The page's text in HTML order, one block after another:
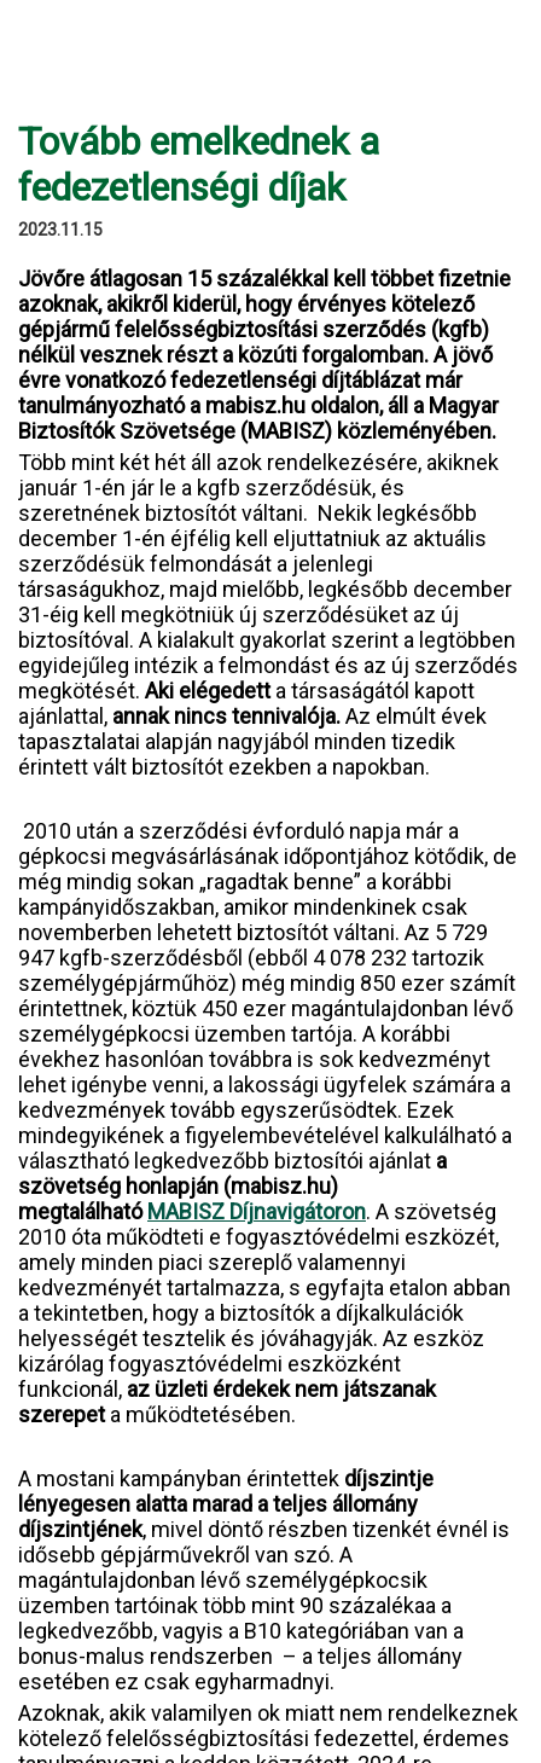
Tovább emelkednek a
fedezetlenségi díjak
2023.11.15
Jövőre átlagosan 15 százalékkal kell többet fizetnie
azoknak, akikről kiderül, hogy érvényes kötelező
gépjármű felelősségbiztosítási szerződés (kgfb)
nélkül vesznek részt a közúti forgalomban. A jövő
évre vonatkozó fedezetlenségi díjtáblázat már
tanulmányozható a mabisz.hu oldalon, áll a Magyar
Biztosítók Szövetsége (MABISZ) közleményében.
Több mint két hét áll azok rendelkezésére, akiknek
január 1-én jár le a kgfb szerződésük, és
szeretnének biztosítót váltani. Nekik legkésőbb
december 1-én éjfélig kell eljuttatniuk az aktuális
szerződésük felmondását a jelenlegi
társaságukhoz, majd mielőbb, legkésőbb december
31-éig kell megkötniük új szerződésüket az új
biztosítóval. A kialakult gyakorlat szerint a legtöbben
egyidejűleg intézik a felmondást és az új szerződés
megkötését. Aki elégedetta társaságától kapott
ajánlattal, annak nincs tennivalója.Az elmúlt évek
tapasztalatai alapján nagyjából minden tizedik
érintett vált biztosítót ezekben a napokban.
2010 után a szerződési évforduló napja már a
gépkocsi megvásárlásának időpontjához kötődik, de
még mindig sokan „ragadtak benne” a korábbi
kampányidőszakban, amikor mindenkinek csak
novemberben lehetett biztosítót váltani. Az 5 729
947 kgfb-szerződésből (ebből 4 078 232 tartozik
személygépjárműhöz) még mindig 850 ezer számít
érintettnek, köztük 450 ezer magántulajdonban lévő
személygépkocsi üzemben tartója. A korábbi
évekhez hasonlóan továbbra is sok kedvezményt
lehet igénybe venni, a lakossági ügyfelek számára a
kedvezmények tovább egyszerűsödtek. Ezek
mindegyikének a figyelembevételével kalkulálható a
választható legkedvezőbb biztosítói ajánlat a
szövetség honlapján (mabisz.hu)
megtalálhatóMABISZ Díjnavigátoron. A szövetség
2010 óta működteti e fogyasztóvédelmi eszközét,
amely minden piaci szereplő valamennyi
kedvezményét tartalmazza, s egyfajta etalon abban
a tekintetben, hogy a biztosítók a díjkalkulációk
helyességét tesztelik és jóváhagyják. Az eszköz
kizárólag fogyasztóvédelmi eszközként
funkcionál, az üzleti érdekek nem játszanak
szerepeta működtetésében.
A mostani kampányban érintettek díjszintje
lényegesen alatta marad a teljes állomány
díjszintjének, mivel döntő részben tizenkét évnél is
idősebb gépjárművekről van szó. A
magántulajdonban lévő személygépkocsik
üzemben tartóinak több mint 90 százalékaa a
legkedvezőbb, vagyis a B10 kategóriában van a
bonus-malus rendszerben – a teljes állomány
esetében ez csak egyharmadnyi.
Azoknak, akik valamilyen ok miatt nem rendelkeznek
kötelező felelősségbiztosítási fedezettel, érdemes